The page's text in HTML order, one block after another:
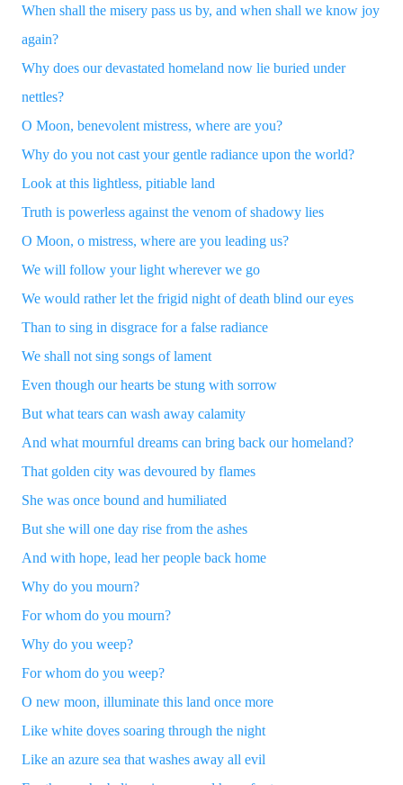
When shall the misery pass us by, and when shall we know joy
again?
Why does our devastated homeland now lie buried under
nettles?
O Moon, benevolent mistress, where are you?
Why do you not cast your gentle radiance upon the world?
Look at this lightless, pitiable land
Truth is powerless against the venom of shadowy lies
O Moon, o mistress, where are you leading us?
We will follow your light wherever we go
We would rather let the frigid night of death blind our eyes
Than to sing in disgrace for a false radiance
We shall not sing songs of lament
Even though our hearts be stung with sorrow
But what tears can wash away calamity
And what mournful dreams can bring back our homeland?
That golden city was devoured by flames
She was once bound and humiliated
But she will one day rise from the ashes
And with hope, lead her people back home
Why do you mourn?
For whom do you mourn?
Why do you weep?
For whom do you weep?
O new moon, illuminate this land once more
Like white doves soaring through the night
Like an azure sea that washes away all evil